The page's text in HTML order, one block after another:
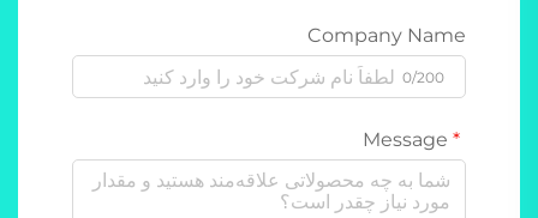
Company Name
0/200